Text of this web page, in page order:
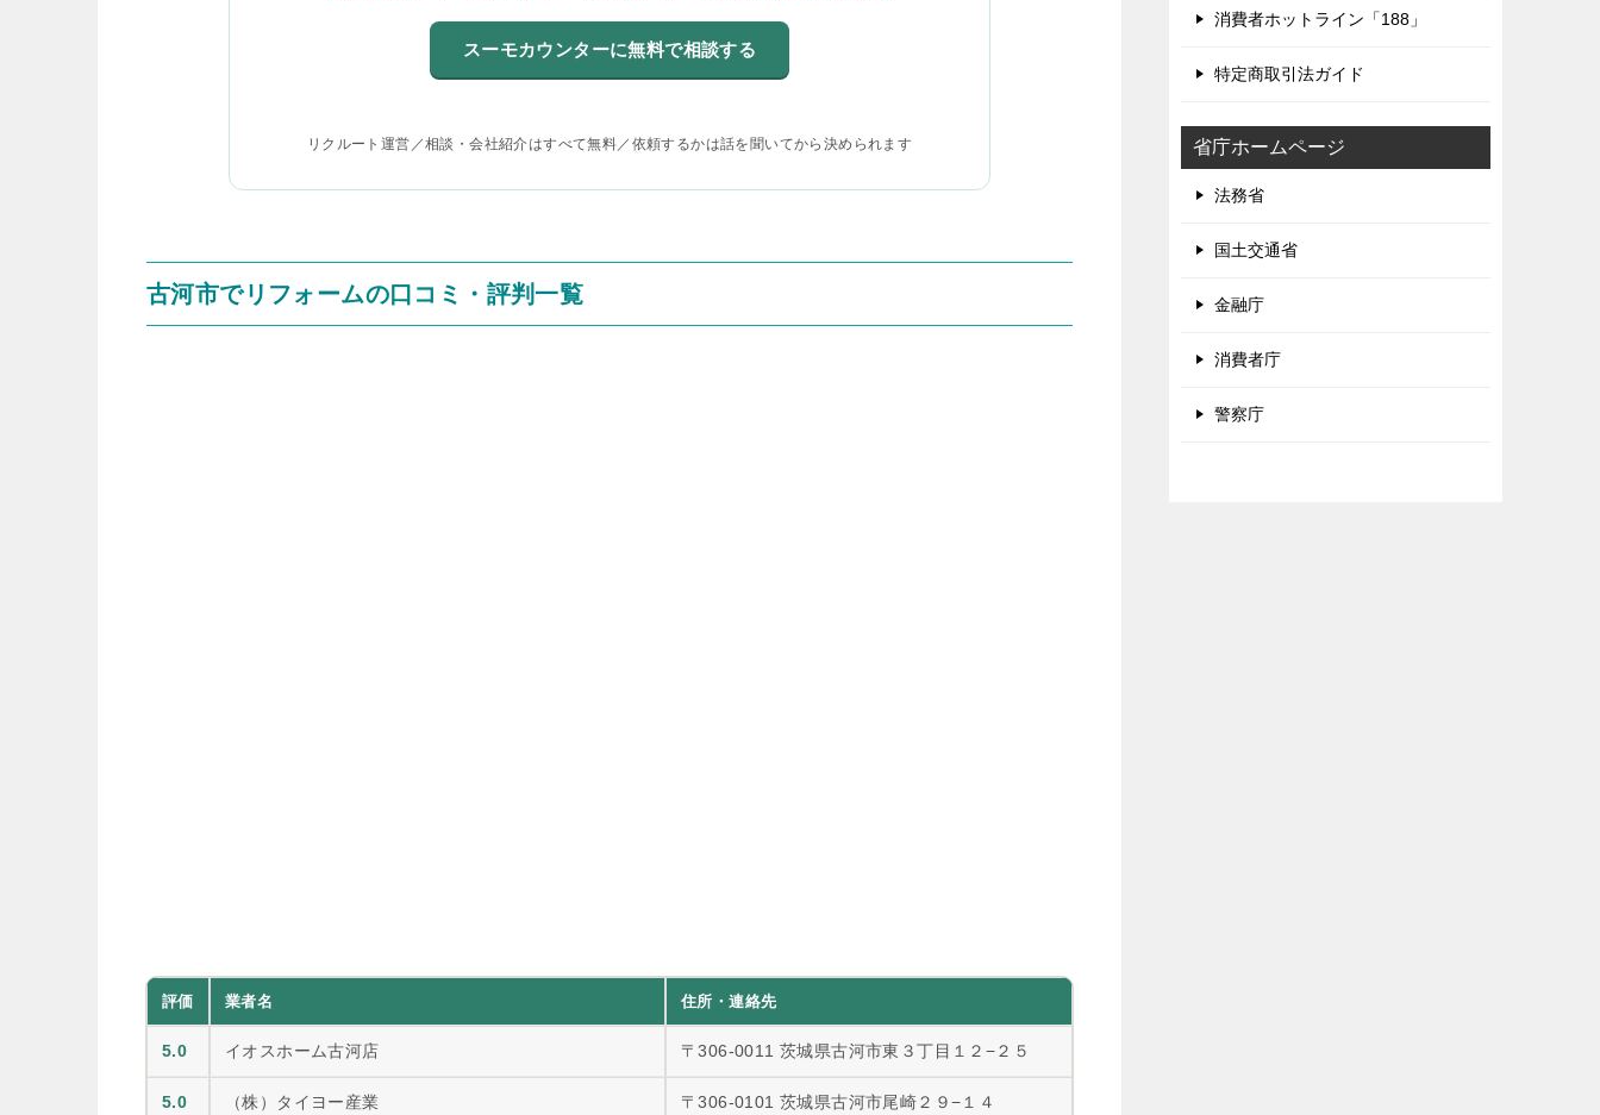
スーモカウンターに無料で相談する
リクルート運営／相談・会社紹介はすべて無料／依頼するかは話を聞いてから決められます
古河市でリフォームの口コミ・評判一覧
評価 業者名 住所・連絡先
5.0 イオスホーム古河店 〒306-0011 茨城県古河市東３丁目１２−２５
5.0 （株）タイヨー産業 〒306-0101 茨城県古河市尾崎２９−１４
消費者ホットライン「188」
特定商取引法ガイド
省庁ホームページ
法務省
国土交通省
金融庁
消費者庁
警察庁